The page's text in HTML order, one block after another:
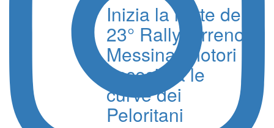
Inizia la notte del
23° Rally Tirreno
Messina, motori
accesi tra le
curve dei
Peloritani